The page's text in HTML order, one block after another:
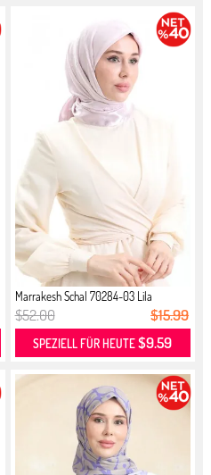
Marrakesh Schal 70284-03 Lila
$52.00 $15.99
SPEZIELL FÜR HEUTE$9.59